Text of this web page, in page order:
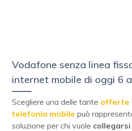
Vodafone senza linea
internet mobile di oggi 6
Scegliere una delle tante offerte
telefonia mobile può
soluzione per chi vuole